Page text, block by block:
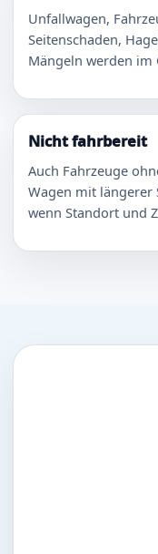
Unfallwagen,
Seitenschaden,
Mängeln werden im
Nicht fahrbereit
Auch Fahrzeuge
Wagen mit längerer
wenn Standort und